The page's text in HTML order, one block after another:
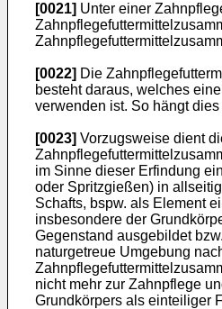
[0021] Unter einer
[0022] Die
besteht daraus, welches
verwenden ist. So hängt
[0023] Vorzugsweise dient
im Sinne dieser Erfindung
oder Spritzgießen) in
Schafts, bspw. als Element
insbesondere der
Gegenstand ausgebildet
naturgetreue Umgebung
nicht mehr zur Zahnpflege
Grundkörpers als einteiliger